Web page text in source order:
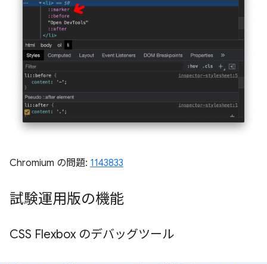
Chromium の問題: 1143833
試験運用版の機能
CSS Flexbox のデバッグツール